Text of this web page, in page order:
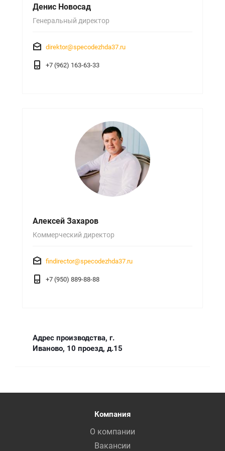
Денис Новосад
Генеральный директор
direktor@specodezhda37.ru
+7 (962) 163-63-33
Алексей Захаров
Коммерческий директор
findirector@specodezhda37.ru
+7 (950) 889-88-88
Адрес производства, г.
Иваново, 10 проезд, д.15
Компания
О компании
Вакансии